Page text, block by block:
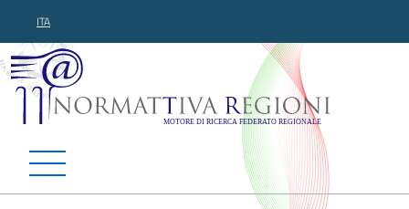
ITA
Normattiva Regioni -